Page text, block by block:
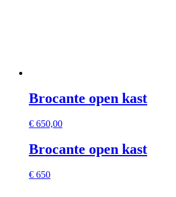
Brocante open kast
€ 650,00
Brocante open kast
€ 650